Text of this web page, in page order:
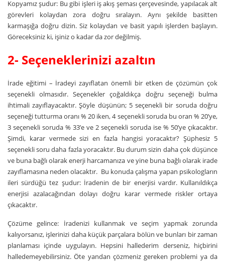
Kopyamız şudur: Bu gibi işleri iş akış şeması çerçevesinde, yapılacak alt
görevleri kolaydan zora doğru sıralayın. Aynı şekilde basitten
karmaşığa doğru dizin. Siz kolaydan ve basit yapılı işlerden başlayın.
Göreceksiniz ki, işiniz o kadar da zor değilmiş.
2- Seçeneklerinizi azaltın
İrade eğitimi – İradeyi zayıflatan önemli bir etken de çözümün çok
seçenekli olmasıdır. Seçenekler çoğaldıkça doğru seçeneği bulma
ihtimali zayıflayacaktır. Şöyle düşünün; 5 seçenekli bir soruda doğru
seçeneği tutturma oranı % 20 iken, 4 seçenekli soruda bu oran % 20’ye,
3 seçenekli soruda % 33’e ve 2 seçenekli soruda ise % 50’ye çıkacaktır.
Şimdi, karar vermede sizi en fazla hangisi yoracaktır? Şüphesiz 5
seçenekli soru daha fazla yoracaktır. Bu durum sizin daha çok düşünce
ve buna bağlı olarak enerji harcamanıza ve yine buna bağlı olarak irade
zayıflamasına neden olacaktır. Bu konuda çalışma yapan psikologların
ileri sürdüğü tez şudur: İradenin de bir enerjisi vardır. Kullanıldıkça
enerjisi azalacağından dolayı doğru karar vermede riskler ortaya
çıkacaktır.
Çözüme gelince: İradenizi kullanmak ve seçim yapmak zorunda
kalıyorsanız, işlerinizi daha küçük parçalara bölün ve bunları bir zaman
planlaması içinde uygulayın. Hepsini hallederim derseniz, hiçbirini
halledemeyebilirsiniz. Öte yandan çözmeniz gereken problemi ya da